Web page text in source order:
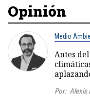
Opinión
Medio
Antes
Por: Alexis